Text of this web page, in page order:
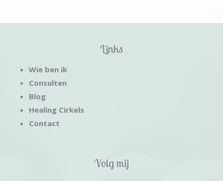
Links
Wie ben ik
Consulten
Blog
Healing Cirkels
Contact
Volg mij